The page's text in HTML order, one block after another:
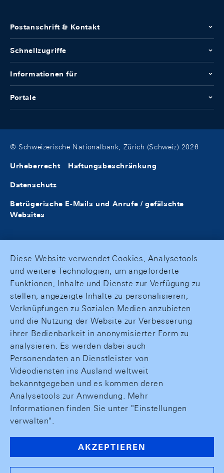
Postanschrift & Kontakt
Schnellzugriffe
Informationen für
Portale
© Schweizerische Nationalbank, Zürich (Schweiz) 2026
Urheberrecht Haftungsbeschränkung
Datenschutz
Betrügerische E-Mails und Anrufe / gefälschte
Websites
Diese Website verwendet Cookies, Analysetools
und weitere Technologien, um angeforderte
Funktionen, Inhalte und Dienste zur Verfügung zu
stellen, angezeigte Inhalte zu personalisieren,
Verknüpfungen zu Sozialen Medien anzubieten
und die Nutzung der Website zur Verbesserung
ihrer Bedienbarkeit in anonymisierter Form zu
analysieren. Es werden dabei auch
Personendaten an Dienstleister von
Videodiensten ins Ausland weltweit
bekanntgegeben und es kommen deren
Analysetools zur Anwendung. Mehr
Informationen finden Sie unter "Einstellungen
verwalten".
AKZEPTIEREN